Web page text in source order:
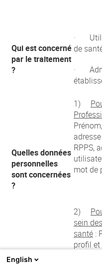
Qui est concerné
par le traitement
?
·
de
·
Quelles données
personnelles
sont concernées
?
1)
RPPS,
mot de
2)
sein
santé :
profil
English